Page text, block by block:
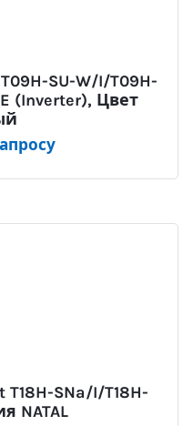
SU-W/I/T09H-
(Inverter), Цвет
SNa/I/T18H-
NATAL